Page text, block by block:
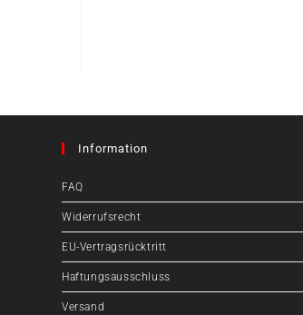
Information
FAQ
Widerrufsrecht
EU-Vertragsrücktritt
Haftungsausschluss
Versand